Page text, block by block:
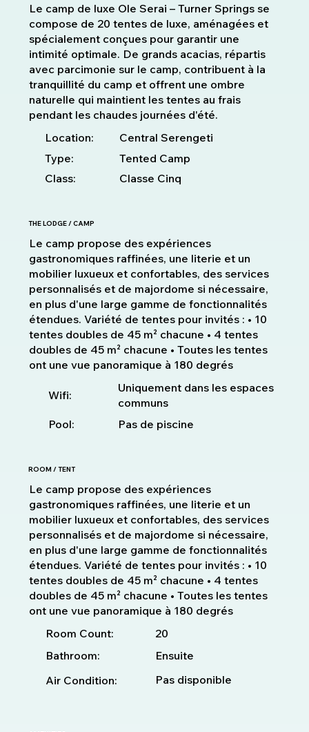
Le camp de luxe Ole Serai – Turner Springs se
compose de 20 tentes de luxe, aménagées et
spécialement conçues pour garantir une
intimité optimale. De grands acacias, répartis
avec parcimonie sur le camp, contribuent à la
tranquillité du camp et offrent une ombre
naturelle qui maintient les tentes au frais
pendant les chaudes journées d'été.
Location:
Central Serengeti
Type:
Tented Camp
Class:
Classe Cinq
THE LODGE / CAMP
Le camp propose des expériences
gastronomiques raffinées, une literie et un
mobilier luxueux et confortables, des services
personnalisés et de majordome si nécessaire,
en plus d'une large gamme de fonctionnalités
étendues. Variété de tentes pour invités : • 10
tentes doubles de 45 m² chacune • 4 tentes
doubles de 45 m² chacune • Toutes les tentes
ont une vue panoramique à 180 degrés
Wifi:
Uniquement dans les espaces
communs
Pool:
Pas de piscine
ROOM / TENT
Le camp propose des expériences
gastronomiques raffinées, une literie et un
mobilier luxueux et confortables, des services
personnalisés et de majordome si nécessaire,
en plus d'une large gamme de fonctionnalités
étendues. Variété de tentes pour invités : • 10
tentes doubles de 45 m² chacune • 4 tentes
doubles de 45 m² chacune • Toutes les tentes
ont une vue panoramique à 180 degrés
Room Count:
20
Bathroom:
Ensuite
Air Condition:
Pas disponible